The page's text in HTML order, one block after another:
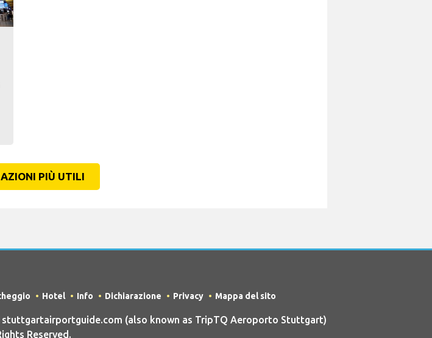
PIÙ UTILI
Hotel Info Dichiarazione Privacy Mappa del sito
stuttgartairportguide.com (also known as TripTQ Aeroporto Stuttgart)
Reserved.